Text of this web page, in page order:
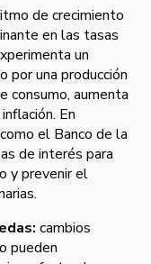
de crecimiento
en las tasas
un
por una producción
consumo, aumenta
En
el Banco de la
de interés para
y prevenir el
cambios
pueden